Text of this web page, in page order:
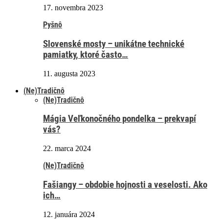
17. novembra 2023
Pyšnô
Slovenské mosty – unikátne technické
pamiatky, ktoré často…
11. augusta 2023
(Ne)Tradičnô
(Ne)Tradičnô
Mágia Veľkonočného pondelka – prekvapí
vás?
22. marca 2024
(Ne)Tradičnô
Fašiangy – obdobie hojnosti a veselosti. Ako
ich…
12. januára 2024